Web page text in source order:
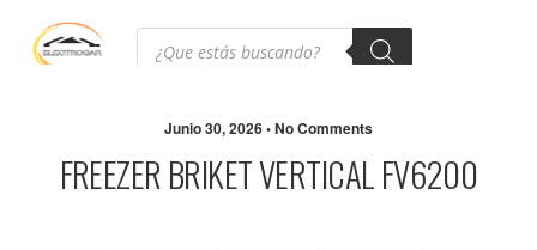
Junio 30, 2026 • No Comments
FREEZER BRIKET VERTICAL FV6200